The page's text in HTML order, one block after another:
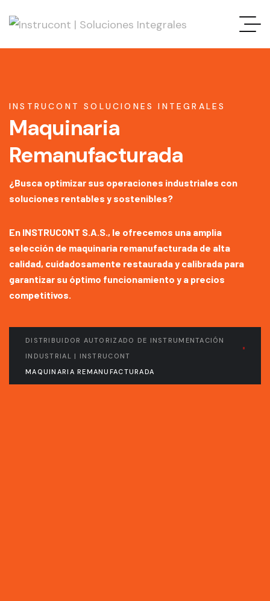
INSTRUCONT SOLUCIONES INTEGRALES
Maquinaria
Remanufacturada
¿Busca optimizar sus operaciones industriales con
soluciones rentables y sostenibles?
En INSTRUCONT S.A.S., le ofrecemos una amplia
selección de maquinaria remanufacturada de alta
calidad, cuidadosamente restaurada y calibrada para
garantizar su óptimo funcionamiento y a precios
competitivos.
DISTRIBUIDOR AUTORIZADO DE INSTRUMENTACIÓN
INDUSTRIAL | INSTRUCONT
MAQUINARIA REMANUFACTURADA